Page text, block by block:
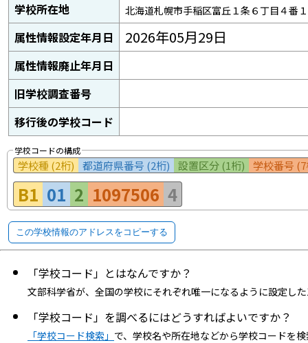
学校所在地 北海道札幌市手稲区富丘１条６丁目４番
属性情報設定年月日 2026年05月29日
属性情報廃止年月日
旧学校調査番号
移行後の学校コード
学校コードの構成
学校種 (2桁) 都道府県番号 (2桁) 設置区分 (1桁) 学校番号
B1 01 2 1097506 4
この学校情報のアドレスをコピーする
「学校コード」とはなんですか？
文部科学省が、全国の学校にそれぞれ唯一になるように設定し
「学校コード」を調べるにはどうすればよいですか？
「学校コード検索」 で、学校名や所在地などから学校コードを